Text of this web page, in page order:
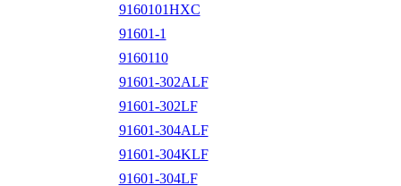
9160101HXC
91601-1
9160110
91601-302ALF
91601-302LF
91601-304ALF
91601-304KLF
91601-304LF